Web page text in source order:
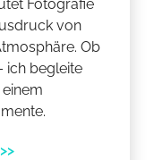
Fotografie
von
Ob
ich begleite